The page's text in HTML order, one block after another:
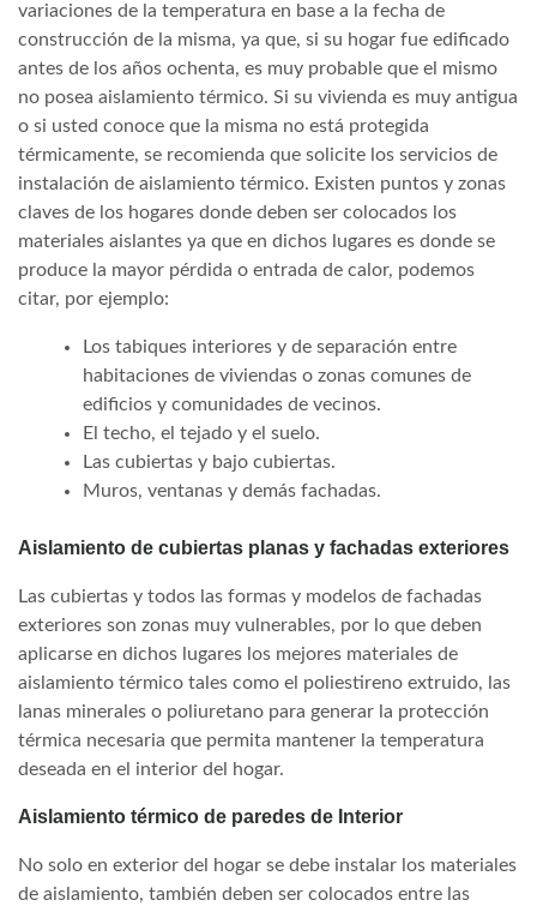
variaciones de la temperatura en base a la fecha de
construcción de la misma, ya que, si su hogar fue edificado
antes de los años ochenta, es muy probable que el mismo
no posea aislamiento térmico. Si su vivienda es muy antigua
o si usted conoce que la misma no está protegida
térmicamente, se recomienda que solicite los servicios de
instalación de aislamiento térmico. Existen puntos y zonas
claves de los hogares donde deben ser colocados los
materiales aislantes ya que en dichos lugares es donde se
produce la mayor pérdida o entrada de calor, podemos
citar, por ejemplo:
Los tabiques interiores y de separación entre
habitaciones de viviendas o zonas comunes de
edificios y comunidades de vecinos.
El techo, el tejado y el suelo.
Las cubiertas y bajo cubiertas.
Muros, ventanas y demás fachadas.
Aislamiento de cubiertas planas y fachadas exteriores
Las cubiertas y todos las formas y modelos de fachadas
exteriores son zonas muy vulnerables, por lo que deben
aplicarse en dichos lugares los mejores materiales de
aislamiento térmico tales como el poliestireno extruido, las
lanas minerales o poliuretano para generar la protección
térmica necesaria que permita mantener la temperatura
deseada en el interior del hogar.
Aislamiento térmico de paredes de Interior
No solo en exterior del hogar se debe instalar los materiales
de aislamiento, también deben ser colocados entre las